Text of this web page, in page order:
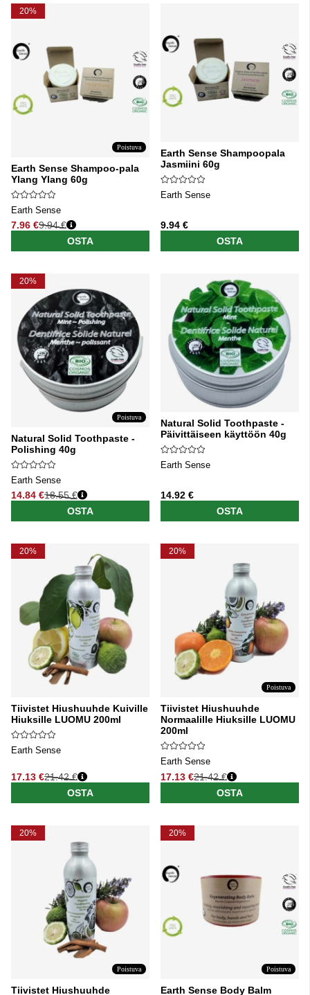
20%
Poistuva
Earth Sense Shampoo-pala
Ylang Ylang 60g
Earth Sense
7.96 €
Normaali hinta
9.94 €
OSTA
Earth Sense Shampoopala
Jasmiini 60g
Earth Sense
9.94 €
OSTA
20%
Poistuva
Natural Solid Toothpaste -
Polishing 40g
Earth Sense
14.84 €
Normaali hinta
18.55 €
OSTA
Natural Solid Toothpaste -
Päivittäiseen käyttöön 40g
Earth Sense
14.92 €
OSTA
20%
Tiivistet Hiushuuhde Kuiville
Hiuksille LUOMU 200ml
Earth Sense
17.13 €
Normaali hinta
21.42 €
OSTA
20%
Poistuva
Tiivistet Hiushuuhde
Normaalille Hiuksille LUOMU
200ml
Earth Sense
17.13 €
Normaali hinta
21.42 €
OSTA
20%
Poistuva
Tiivistet Hiushuuhde
20%
Poistuva
Earth Sense Body Balm